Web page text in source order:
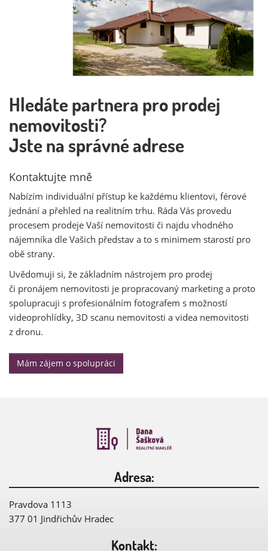
Hledáte partnera pro prodej
nemovitosti?
Jste na správné adrese
Kontaktujte mně
Nabízím individuální přístup ke každému klientovi, férové
jednání a přehled na realitním trhu. Ráda Vás provedu
procesem prodeje Vaší nemovitosti či najdu vhodného
nájemníka dle Vašich představ a to s minimem starostí pro
obě strany.
Uvědomuji si, že základním nástrojem pro prodej
či pronájem nemovitosti je propracovaný marketing a proto
spolupracuji s profesionálním fotografem s možností
videoprohlídky, 3D scanu nemovitosti a videa nemovitosti
z dronu.
Mám zájem o spolupráci
Adresa:
Pravdova 1113
377 01 Jindřichův Hradec
Kontakt: